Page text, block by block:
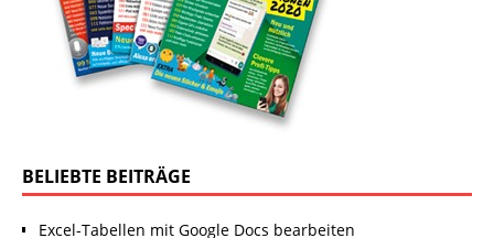
BELIEBTE BEITRÄGE
Excel-Tabellen mit Google Docs bearbeiten